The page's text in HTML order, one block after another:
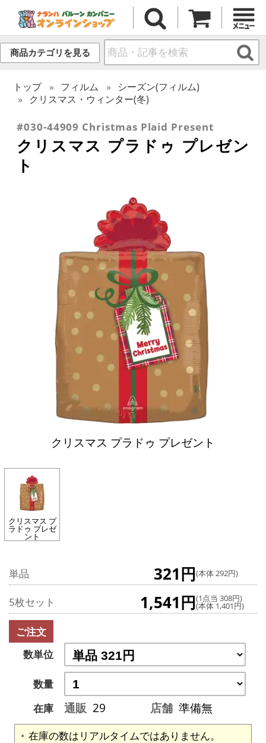
商品カテゴリを見る
トップ フィルム
シーズン(フィルム)
クリスマス・ウィンター(冬)
#030-44909 Christmas Plaid Present
クリスマス プラドゥ プレゼン
ト
クリスマス プラドゥ プレゼント
クリスマス プ
ラドゥ プレゼ
ント
単品 321円(本体 292円)
5枚セット 1,541円(1点当 308円)
(本体 1,401円)
ご注文
数単位
数量
在庫
通販 29 店舗 準備無
在庫の数はリアルタイムではありません。